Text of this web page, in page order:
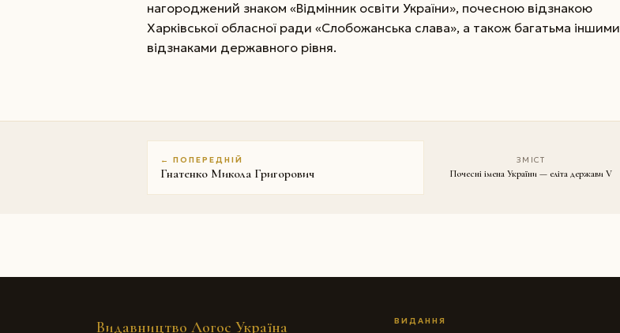
нагороджений знаком «Відмінник освіти України», почесною відзнакою
Харківської обласної ради «Слобожанська слава», а також багатьма іншими
відзнаками державного рівня.
← ПОПЕРЕДНІЙ
Гнатенко Микола Григорович
ЗМІСТ
Почесні імена України — еліта держави V
Видавництво Логос Україна ВИДАННЯ